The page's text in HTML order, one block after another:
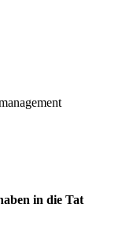
in die Tat